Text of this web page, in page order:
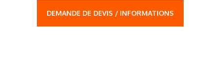
DEMANDE DE DEVIS / INFORMATIONS